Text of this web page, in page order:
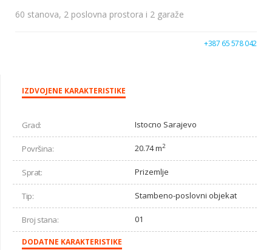
60 stanova, 2 poslovna prostora i 2 garaže
+387 65 578 042
IZDVOJENE KARAKTERISTIKE
Grad: Istocno Sarajevo
Površina: 20.74 m2
Sprat: Prizemlje
Tip: Stambeno-poslovni objekat
Broj stana: 01
DODATNE KARAKTERISTIKE